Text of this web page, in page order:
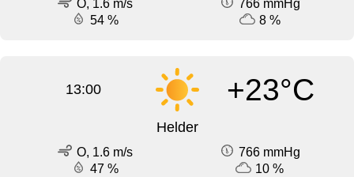
O, 1.6 m/s
766 mmHg
54 %
8 %
13:00 +23°C
Helder
O, 1.6 m/s
766 mmHg
47 %
10 %